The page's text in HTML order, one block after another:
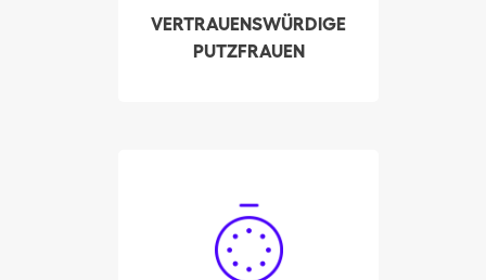
VERTRAUENSWÜRDIGE
PUTZFRAUEN
überprüft. All dies, um
höchste
Qualitätsstandarte
Klicks Ihre qualifizierte
Putzfrau in Luzern ein!
Unser System zeigt